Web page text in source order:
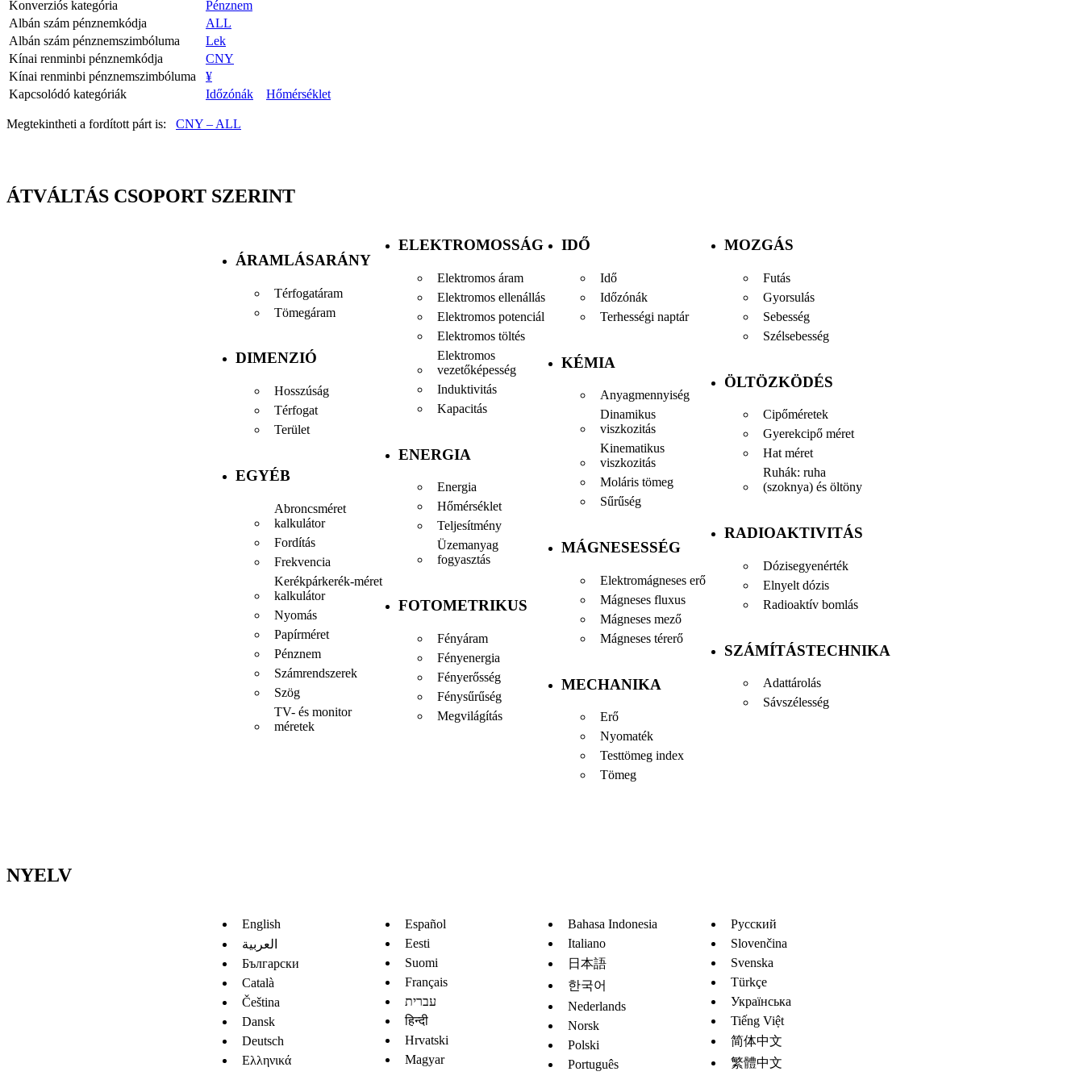
Konverziós kategória
Pénznem
Albán szám pénznemkódja
ALL
Albán szám pénznemszimbóluma
Lek
Kínai renminbi pénznemkódja
CNY
Kínai renminbi pénznemszimbóluma
¥
Kapcsolódó kategóriák
Időzónák Hőmérséklet
Megtekintheti a fordított párt is: CNY – ALL
ÁTVÁLTÁS CSOPORT SZERINT
ÁRAMLÁSARÁNY
Térfogatáram
Tömegáram
DIMENZIÓ
Hosszúság
Térfogat
Terület
EGYÉB
Abroncsméret
kalkulátor
Fordítás
Frekvencia
Kerékpárkerék-méret
kalkulátor
Nyomás
Papírméret
Pénznem
Számrendszerek
Szög
TV- és monitor
méretek
ELEKTROMOSSÁG
Elektromos áram
Elektromos ellenállás
Elektromos potenciál
Elektromos töltés
Elektromos
vezetőképesség
Induktivitás
Kapacitás
ENERGIA
Energia
Hőmérséklet
Teljesítmény
Üzemanyag
fogyasztás
FOTOMETRIKUS
Fényáram
Fényenergia
Fényerősség
Fénysűrűség
Megvilágítás
IDŐ
Idő
Időzónák
Terhességi naptár
KÉMIA
Anyagmennyiség
Dinamikus
viszkozitás
Kinematikus
viszkozitás
Moláris tömeg
Sűrűség
MÁGNESESSÉG
Elektromágneses erő
Mágneses fluxus
Mágneses mező
Mágneses térerő
MECHANIKA
Erő
Nyomaték
Testtömeg index
Tömeg
MOZGÁS
Futás
Gyorsulás
Sebesség
Szélsebesség
ÖLTÖZKÖDÉS
Cipőméretek
Gyerekcipő méret
Hat méret
Ruhák: ruha
(szoknya) és öltöny
RADIOAKTIVITÁS
Dózisegyenérték
Elnyelt dózis
Radioaktív bomlás
SZÁMÍTÁSTECHNIKA
Adattárolás
Sávszélesség
NYELV
English
العربية
Български
Català
Čeština
Dansk
Deutsch
Ελληνικά
Español
Eesti
Suomi
Français
עברית
हिन्दी
Hrvatski
Magyar
Bahasa Indonesia
Italiano
日本語
한국어
Nederlands
Norsk
Polski
Português
Русский
Slovenčina
Svenska
Türkçe
Украïнська
Tiếng Việt
简体中文
繁體中文